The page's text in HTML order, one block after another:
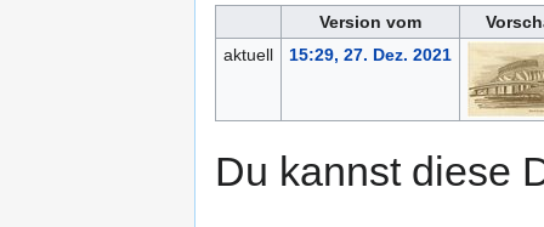
Version vom
aktuell
15:29, 27. Dez. 2021
Du kannst diese